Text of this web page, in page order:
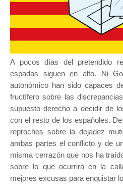
A pocos días del pretendido
espadas siguen en alto. Ni
autonómico han sido capaces
fructífero sobre las
supuesto derecho a decidir de
con el resto de los españoles.
reproches sobre la dejadez
ambas partes el conflicto y de
misma cerrazón que nos ha
sobre lo que ocurrirá en la
mejores excusas para enquistar